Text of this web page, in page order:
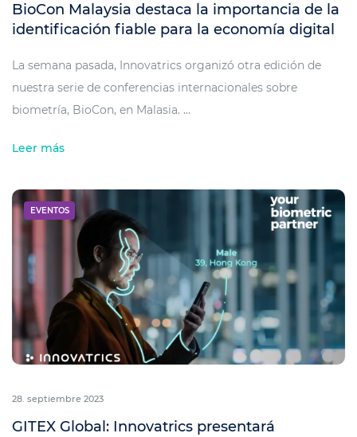
BioCon Malaysia destaca la importancia de la
identificación fiable para la economía digital
La semana pasada, Innovatrics organizó otra edición de
nuestra serie de conferencias internacionales sobre
biometría, BioCon, en Malasia. ...
Leer más
EVENTOS
28. septiembre 2023
GITEX Global: Innovatrics presentará